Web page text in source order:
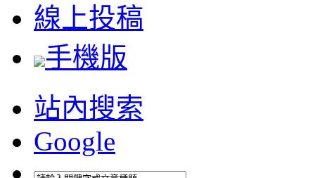
線上投稿
手機版
站內搜索
Google